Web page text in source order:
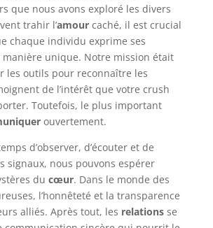
que nous avons exploré les divers
trahir l’amourcaché, il est crucial
chaque individu exprime ses
unique. Notre mission était
les outils pour reconnaître les
de l’intérêt que votre crush
Toutefois, le plus important
ouvertement.
d’observer, d’écouter et de
signaux, nous pouvons espérer
du cœur. Dans le monde des
l’honnêteté et la transparence
alliés. Après tout, les relationsse